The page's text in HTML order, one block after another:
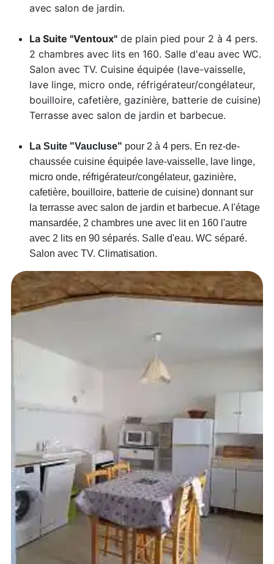
avec salon de jardin.
La Suite "Ventoux"de plain pied pour 2 à 4 pers.
2 chambres avec lits en 160. Salle d'eau avec WC.
Salon avec TV. Cuisine équipée (lave-vaisselle,
lave linge, micro onde, réfrigérateur/congélateur,
bouilloire, cafetière, gazinière, batterie de cuisine)
Terrasse avec salon de jardin et barbecue.
La Suite "Vaucluse" pour 2 à 4 pers. En rez-de-
chaussée cuisine équipée lave-vaisselle, lave linge,
micro onde, réfrigérateur/congélateur, gazinière,
cafetière, bouilloire, batterie de cuisine) donnant sur
la terrasse avec salon de jardin et barbecue. A l'étage
mansardée, 2 chambres une avec lit en 160 l'autre
avec 2 lits en 90 séparés. Salle d'eau. WC séparé.
Salon avec TV. Climatisation.